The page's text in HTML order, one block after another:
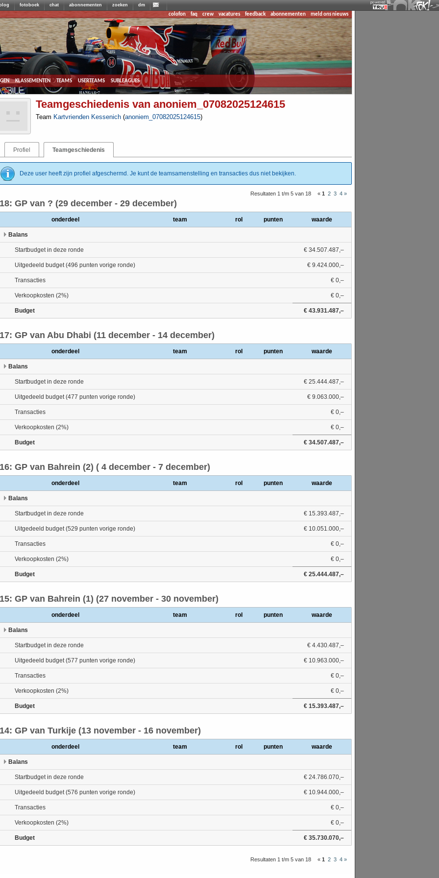
fotoboek chat abonnementen zoeken dm
colofon faq crew vacatures feedback abonnementen meld ons nieuws
klassementen teams userteams subleagues
Teamgeschiedenis van anoniem_07082025124615
Team Kartvrienden Kessenich (anoniem_07082025124615)
Profiel Teamgeschiedenis
Deze user heeft zijn profiel afgeschermd. Je kunt de teamsamenstelling en transacties dus niet bekijken.
Resultaten 1 t/m 5 van 18 « 1 2 3 4 »
GP van ? (29 december - 29 december)
onderdeel team rol punten waarde
Balans
Startbudget in deze ronde € 34.507.487,–
Uitgedeeld budget (496 punten vorige ronde) € 9.424.000,–
Transacties € 0,–
Verkoopkosten (2%) € 0,–
Budget € 43.931.487,–
GP van Abu Dhabi (11 december - 14 december)
onderdeel team rol punten waarde
Balans
Startbudget in deze ronde € 25.444.487,–
Uitgedeeld budget (477 punten vorige ronde) € 9.063.000,–
Transacties € 0,–
Verkoopkosten (2%) € 0,–
Budget € 34.507.487,–
GP van Bahrein (2) ( 4 december - 7 december)
onderdeel team rol punten waarde
Balans
Startbudget in deze ronde € 15.393.487,–
Uitgedeeld budget (529 punten vorige ronde) € 10.051.000,–
Transacties € 0,–
Verkoopkosten (2%) € 0,–
Budget € 25.444.487,–
GP van Bahrein (1) (27 november - 30 november)
onderdeel team rol punten waarde
Balans
Startbudget in deze ronde € 4.430.487,–
Uitgedeeld budget (577 punten vorige ronde) € 10.963.000,–
Transacties € 0,–
Verkoopkosten (2%) € 0,–
Budget € 15.393.487,–
GP van Turkije (13 november - 16 november)
onderdeel team rol punten waarde
Balans
Startbudget in deze ronde € 24.786.070,–
Uitgedeeld budget (576 punten vorige ronde) € 10.944.000,–
Transacties € 0,–
Verkoopkosten (2%) € 0,–
Budget € 35.730.070,–
Resultaten 1 t/m 5 van 18 « 1 2 3 4 »